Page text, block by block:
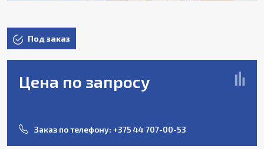
Под заказ
Цена по запросу
Заказ по телефону: +375 44 707-00-53